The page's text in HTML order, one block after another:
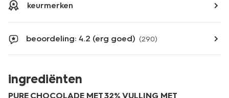
keurmerken
beoordeling: 4.2 (erg goed) (290)
ingrediënten
PURE CHOCOLADE MET 32% VULLING MET